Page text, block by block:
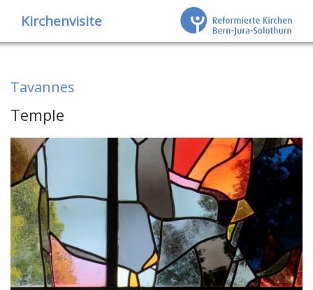
Kirchenvisite
Tavannes
Temple